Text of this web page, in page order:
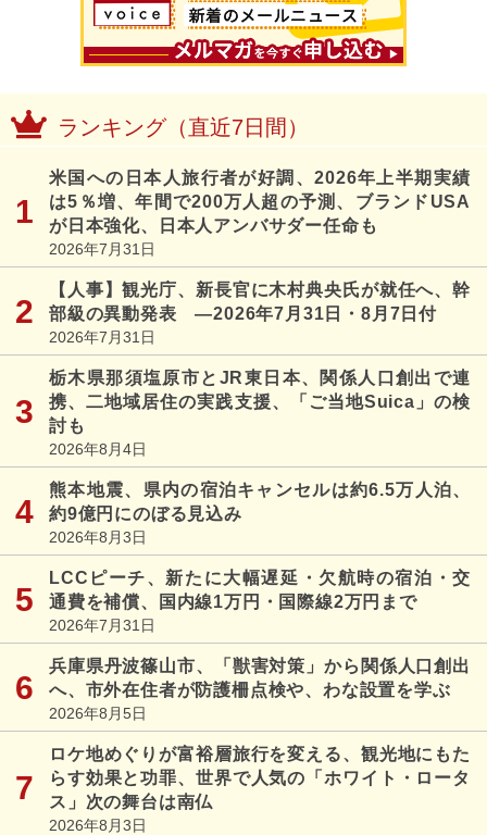
ランキング（直近7日間）
米国への日本人旅行者が好調、2026年上半期実績
は5％増、年間で200万人超の予測、ブランドUSA
が日本強化、日本人アンバサダー任命も
2026年7月31日
【人事】観光庁、新長官に木村典央氏が就任へ、幹
部級の異動発表 ―2026年7月31日・8月7日付
2026年7月31日
栃木県那須塩原市とJR東日本、関係人口創出で連
携、二地域居住の実践支援、「ご当地Suica」の検
討も
2026年8月4日
熊本地震、県内の宿泊キャンセルは約6.5万人泊、
約9億円にのぼる見込み
2026年8月3日
LCCピーチ、新たに大幅遅延・欠航時の宿泊・交
通費を補償、国内線1万円・国際線2万円まで
2026年7月31日
兵庫県丹波篠山市、「獣害対策」から関係人口創出
へ、市外在住者が防護柵点検や、わな設置を学ぶ
2026年8月5日
ロケ地めぐりが富裕層旅行を変える、観光地にもた
らす効果と功罪、世界で人気の「ホワイト・ロータ
ス」次の舞台は南仏
2026年8月3日